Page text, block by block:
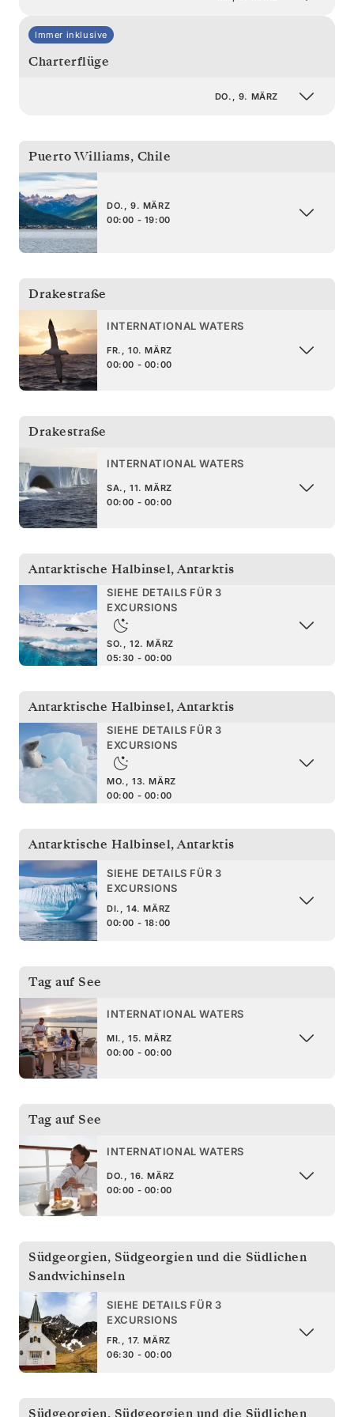
Immer inklusive
Charterflüge
DO., 9. MÄRZ
Puerto Williams, Chile
DO., 9. MÄRZ
00:00 - 19:00
Drakestraße
INTERNATIONAL WATERS
FR., 10. MÄRZ
00:00 - 00:00
Drakestraße
INTERNATIONAL WATERS
SA., 11. MÄRZ
00:00 - 00:00
Antarktische Halbinsel,Antarktis
SIEHE DETAILS FÜR 3
EXCURSIONS
SO., 12. MÄRZ
05:30 - 00:00
Antarktische Halbinsel,Antarktis
SIEHE DETAILS FÜR 3
EXCURSIONS
MO., 13. MÄRZ
00:00 - 00:00
Antarktische Halbinsel,Antarktis
SIEHE DETAILS FÜR 3
EXCURSIONS
DI., 14. MÄRZ
00:00 - 18:00
Tag auf See
INTERNATIONAL WATERS
MI., 15. MÄRZ
00:00 - 00:00
Tag auf See
INTERNATIONAL WATERS
DO., 16. MÄRZ
00:00 - 00:00
Südgeorgien, Südgeorgien und die Südlichen
Sandwichinseln
SIEHE DETAILS FÜR 3
EXCURSIONS
FR., 17. MÄRZ
06:30 - 00:00
Südgeorgien, Südgeorgien und die Südlichen